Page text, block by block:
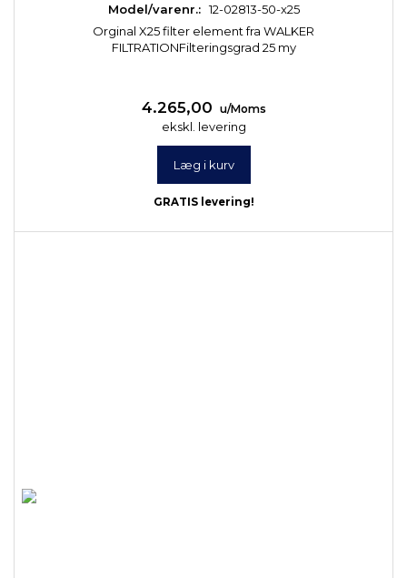
Model/varenr.: 12-02813-50-x25
Orginal X25 filter element fra WALKER
FILTRATIONFilteringsgrad 25 my
4.265,00 u/Moms
ekskl. levering
Læg i kurv
GRATIS levering!